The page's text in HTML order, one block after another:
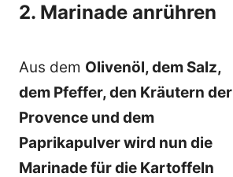
2. Marinade anrühren
Aus dem Olivenöl, dem Salz,
dem Pfeffer, den Kräutern der
Provence und dem
Paprikapulver wird nun die
Marinade für die Kartoffeln